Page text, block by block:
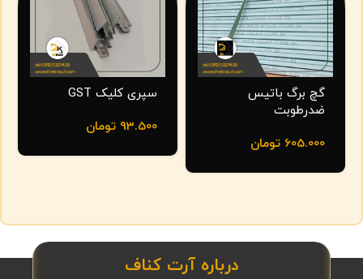
گچ برگ باتیس
ضدرطوبت
605.000 تومان
سپری کلیک GST
93.500 تومان
درباره آرت کناف